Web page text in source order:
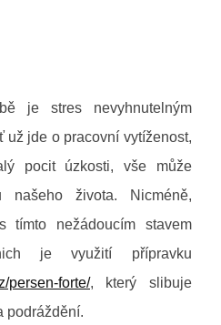
je stres nevyhnutelným
už jde o pracovní vytíženost,
pocit úzkosti, vše může
našeho života. Nicméně,
nežádoucím stavem
je využití přípravku
persen-forte/, který slibuje
podráždění.